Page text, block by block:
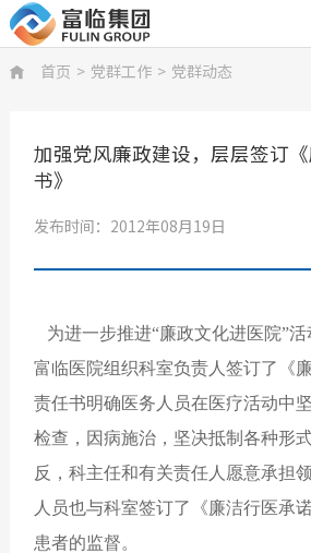
 首页 > 党群工作 > 党群动态
加强党风廉政建设，层层签订
书》
发布时间：2012年08月19日
为进一步推进“廉政文化进医院”活
富临医院组织科室负责人签订了《
责任书明确医务人员在医疗活动中
检查，因病施治，坚决抵制各种形
反，科主任和有关责任人愿意承担
人员也与科室签订了《廉洁行医承
患者的监督。